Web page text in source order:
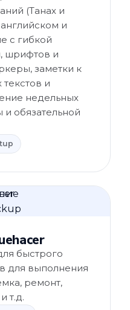
(Танах и
и
с гибкой
шрифтов и
заметки к
и
недельных
и обязательной
быстрого
для выполнения
ремонт,
т.д.